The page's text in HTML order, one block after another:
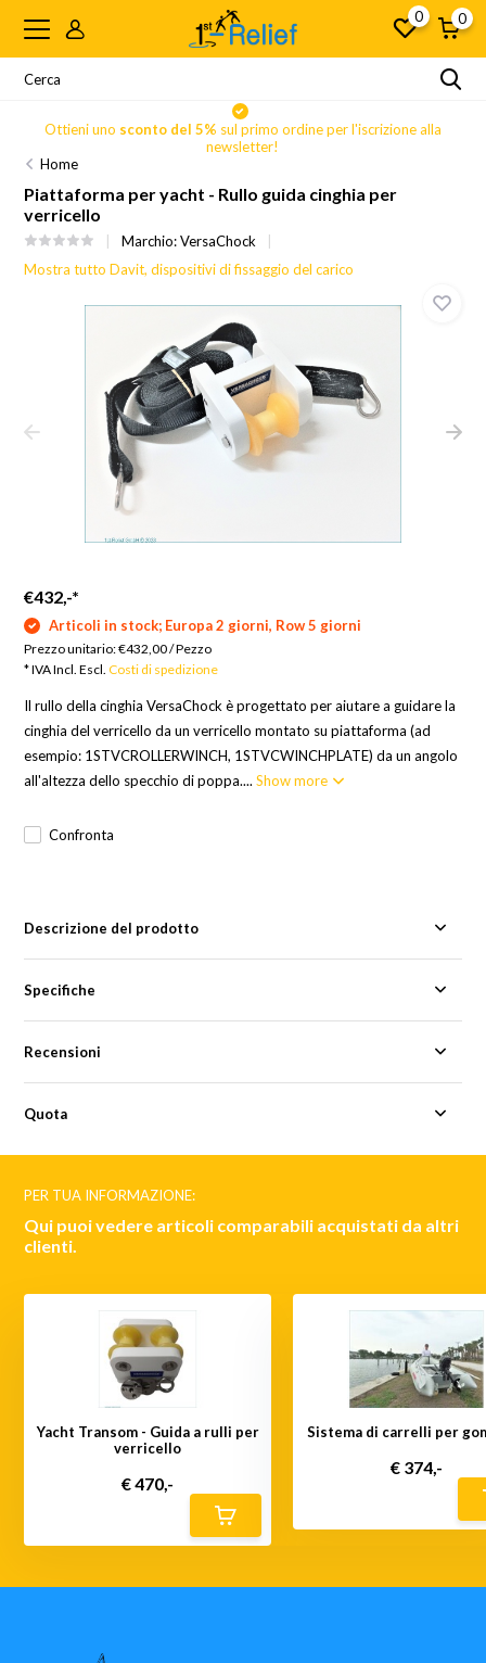
0 0
Ottieni uno sconto del 5% sul primo ordine per l'iscrizione alla
newsletter!
Home
Piattaforma per yacht - Rullo guida cinghia per
verricello
Marchio:VersaChock
Mostra tutto Davit, dispositivi di fissaggio del carico
€432,-*
Articoli in stock; Europa 2 giorni, Row 5 giorni
Prezzo unitario:€432,00/Pezzo
* IVA Incl. Escl.Costi di spedizione
Il rullo della cinghia VersaChock è progettato per aiutare a guidare la
cinghia del verricello da un verricello montato su piattaforma (ad
esempio: 1STVCROLLERWINCH, 1STVCWINCHPLATE) da un angolo
all'altezza dello specchio di poppa....Show more
Confronta
Descrizione del prodotto
Specifiche
Recensioni
Quota
PER TUA INFORMAZIONE:
Qui puoi vedere articoli comparabili acquistati da altri
clienti.
Yacht Transom - Guida a rulli per
verricello
€ 470,-
Sistema di carrelli per
€ 374,-